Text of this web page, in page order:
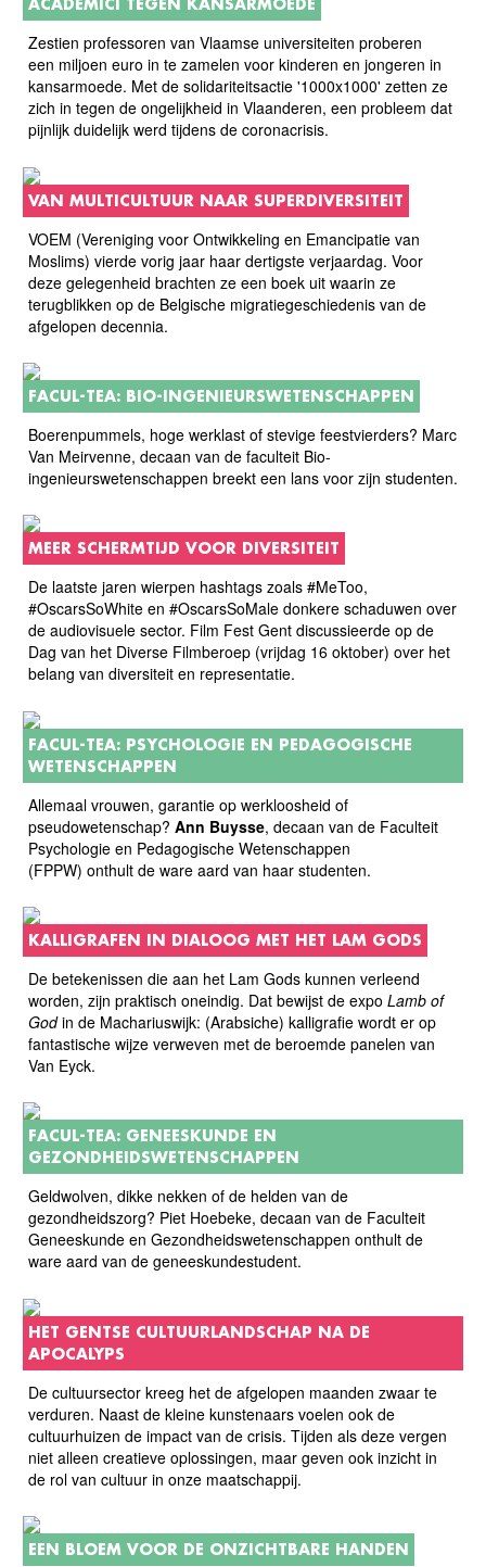
Zestien professoren van Vlaamse universiteiten proberen
een miljoen euro in te zamelen voor kinderen en jongeren in
kansarmoede. Met de solidariteitsactie '1000x1000' zetten ze
zich in tegen de ongelijkheid in Vlaanderen, een probleem dat
pijnlijk duidelijk werd tijdens de coronacrisis.
VAN MULTICULTUUR NAAR SUPERDIVERSITEIT
VOEM (Vereniging voor Ontwikkeling en Emancipatie van
Moslims) vierde vorig jaar haar dertigste verjaardag. Voor
deze gelegenheid brachten ze een boek uit waarin ze
terugblikken op de Belgische migratiegeschiedenis van de
afgelopen decennia.
FACUL-TEA: BIO-INGENIEURSWETENSCHAPPEN
Boerenpummels, hoge werklast of stevige feestvierders? Marc
Van Meirvenne, decaan van de faculteit Bio-
ingenieurswetenschappen breekt een lans voor zijn studenten.
MEER SCHERMTIJD VOOR DIVERSITEIT
De laatste jaren wierpen hashtags zoals #MeToo,
#OscarsSoWhite en #OscarsSoMale donkere schaduwen over
de audiovisuele sector. Film Fest Gent discussieerde op de
Dag van het Diverse Filmberoep (vrijdag 16 oktober) over het
belang van diversiteit en representatie.
FACUL-TEA: PSYCHOLOGIE EN PEDAGOGISCHE
WETENSCHAPPEN
Allemaal vrouwen, garantie op werkloosheid of
pseudowetenschap? Ann Buysse, decaan van de Faculteit
Psychologie en Pedagogische Wetenschappen
(FPPW) onthult de ware aard van haar studenten.
KALLIGRAFEN IN DIALOOG MET HET LAM GODS
De betekenissen die aan het Lam Gods kunnen verleend
worden, zijn praktisch oneindig. Dat bewijst de expo Lamb of
Godin de Machariuswijk: (Arabsiche) kalligrafie wordt er op
fantastische wijze verweven met de beroemde panelen van
Van Eyck.
FACUL-TEA: GENEESKUNDE EN
GEZONDHEIDSWETENSCHAPPEN
Geldwolven, dikke nekken of de helden van de
gezondheidszorg? Piet Hoebeke, decaan van de Faculteit
Geneeskunde en Gezondheidswetenschappen onthult de
ware aard van de geneeskundestudent.
HET GENTSE CULTUURLANDSCHAP NA DE
APOCALYPS
De cultuursector kreeg het de afgelopen maanden zwaar te
verduren. Naast de kleine kunstenaars voelen ook de
cultuurhuizen de impact van de crisis. Tijden als deze vergen
niet alleen creatieve oplossingen, maar geven ook inzicht in
de rol van cultuur in onze maatschappij.
EEN BLOEM VOOR DE ONZICHTBARE HANDEN